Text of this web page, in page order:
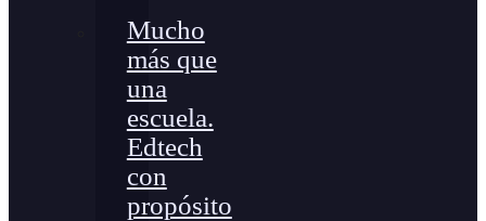
Mucho
más que
una
escuela.
Edtech
con
propósito